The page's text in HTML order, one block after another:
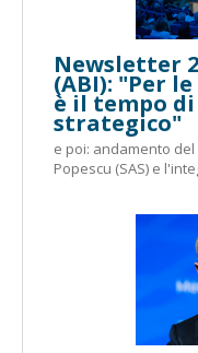
Newsletter
(ABI): "Per
è il tempo
strategico"
e poi: andamento del
Popescu (SAS) e